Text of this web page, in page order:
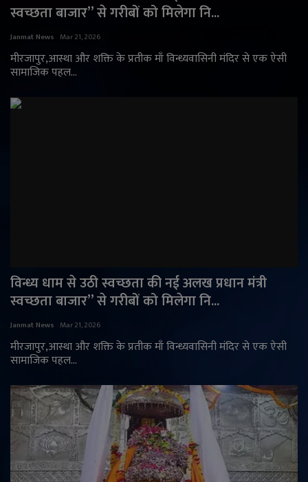
स्वच्छता बाजार” से गरीबों को मिलेगा नि...
Janmat News Mar 21, 2026
मीरजापुर,आस्था और शक्ति के प्रतीक माँ विन्ध्यवासिनी मंदिर से एक ऐसी
सामाजिक पहल...
विन्ध्य धाम से उठी स्वच्छता की नई अलख प्रधान मंत्री
स्वच्छता बाजार” से गरीबों को मिलेगा नि...
Janmat News Mar 21, 2026
मीरजापुर,आस्था और शक्ति के प्रतीक माँ विन्ध्यवासिनी मंदिर से एक ऐसी
सामाजिक पहल...